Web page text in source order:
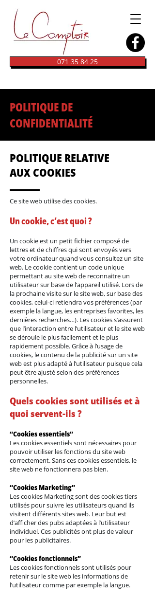
071 35 84 25
POLITIQUE DE
CONFIDENTIALITÉ
POLITIQUE RELATIVE
AUX COOKIES
Ce site web utilise des cookies.
Un cookie, c’est quoi ?
Un cookie est un petit fichier composé de
lettres et de chiffres qui sont envoyés vers
votre ordinateur quand vous consultez un site
web. Le cookie contient un code unique
permettant au site web de reconnaitre un
utilisateur sur base de l’appareil utilisé. Lors de
la prochaine visite sur le site web, sur base des
cookies, celui-ci retiendra vos préférences (par
exemple la langue, les entreprises favorites, les
dernières recherches…). Les cookies s’assurent
que l’interaction entre l’utilisateur et le site web
se déroule le plus facilement et le plus
rapidement possible. Grâce à l’usage de
cookies, le contenu de la publicité sur un site
web est plus adapté à l’utilisateur puisque cela
peut être ajusté selon des préférences
personnelles.
Quels cookies sont utilisés et à
quoi servent-ils ?
“Cookies essentiels”
Les cookies essentiels sont nécessaires pour
pouvoir utiliser les fonctions du site web
correctement. Sans ces cookies essentiels, le
site web ne fonctionnera pas bien.
“Cookies Marketing”
Les cookies Marketing sont des cookies tiers
utilisés pour suivre les utilisateurs quand ils
visitent différents sites web. Leur but est
d’afficher des pubs adaptées à l’utilisateur
individuel. Ces publicités ont plus de valeur
pour les publicitaires.
“Cookies fonctionnels”
Les cookies fonctionnels sont utilisés pour
retenir sur le site web les informations de
l’utilisateur comme par exemple la langue.